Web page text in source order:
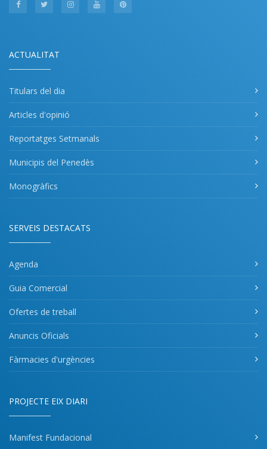
ACTUALITAT
Titulars del dia
Articles d'opinió
Reportatges Setmanals
Municipis del Penedès
Monogràfics
SERVEIS DESTACATS
Agenda
Guia Comercial
Ofertes de treball
Anuncis Oficials
Fàrmacies d'urgències
PROJECTE EIX DIARI
Manifest Fundacional